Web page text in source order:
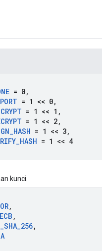
= 0,
= 1 << 0,
= 1 << 1 ,
= 1 << 2,
_HASH = 1 << 3,
_HASH = 1 << 4
kunci.
,
ECB ,
_SHA_256,